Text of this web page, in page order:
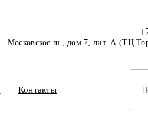
Московское ш., дом 7, лит. А (ТЦ
Контакты